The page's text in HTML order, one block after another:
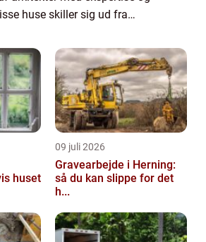
huse skiller sig ud fra
bæredygtige material...
huset
09 juli 2026
Gravearbejde i Herning:
så du kan slippe for det
h...